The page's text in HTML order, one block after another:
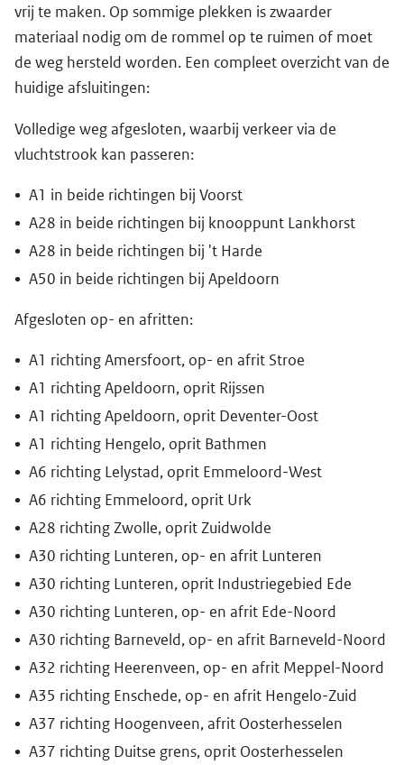
vrij te maken. Op sommige plekken is zwaarder
materiaal nodig om de rommel op te ruimen of moet
de weg hersteld worden. Een compleet overzicht van de
huidige afsluitingen:
Volledige weg afgesloten, waarbij verkeer via de
vluchtstrook kan passeren:
A1 in beide richtingen bij Voorst
A28 in beide richtingen bij knooppunt Lankhorst
A28 in beide richtingen bij 't Harde
A50 in beide richtingen bij Apeldoorn
Afgesloten op- en afritten:
A1 richting Amersfoort, op- en afrit Stroe
A1 richting Apeldoorn, oprit Rijssen
A1 richting Apeldoorn, oprit Deventer-Oost
A1 richting Hengelo, oprit Bathmen
A6 richting Lelystad, oprit Emmeloord-West
A6 richting Emmeloord, oprit Urk
A28 richting Zwolle, oprit Zuidwolde
A30 richting Lunteren, op- en afrit Lunteren
A30 richting Lunteren, oprit Industriegebied Ede
A30 richting Lunteren, op- en afrit Ede-Noord
A30 richting Barneveld, op- en afrit Barneveld-Noord
A32 richting Heerenveen, op- en afrit Meppel-Noord
A35 richting Enschede, op- en afrit Hengelo-Zuid
A37 richting Hoogenveen, afrit Oosterhesselen
A37 richting Duitse grens, oprit Oosterhesselen